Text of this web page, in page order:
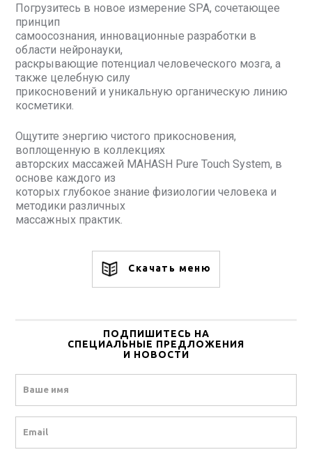
Погрузитесь в новое измерение SPA, сочетающее
принцип
самоосознания, инновационные разработки в
области нейронауки,
раскрывающие потенциал человеческого мозга, а
также целебную силу
прикосновений и уникальную органическую линию
косметики.
Ощутите энергию чистого прикосновения,
воплощенную в коллекциях
авторских массажей MAHASH Pure Touch System, в
основе каждого из
которых глубокое знание физиологии человека и
методики различных
массажных практик.
Скачать меню
ПОДПИШИТЕСЬ НА
СПЕЦИАЛЬНЫЕ ПРЕДЛОЖЕНИЯ
И НОВОСТИ